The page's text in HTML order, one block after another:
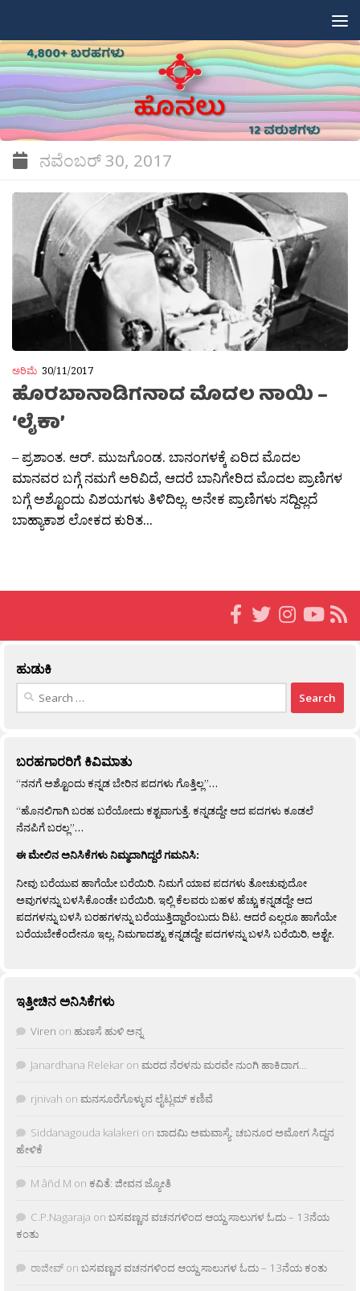
ನವೆಂಬರ್ 30, 2017
ಅರಿಮೆ 30/11/2017
ಹೊರಬಾನಾಡಿಗನಾದ ಮೊದಲ ನಾಯಿ –
‘ಲೈಕಾ’
– ಪ್ರಶಾಂತ. ಆರ್. ಮುಜಗೊಂಡ. ಬಾನಂಗಳಕ್ಕೆ ಏರಿದ ಮೊದಲ
ಮಾನವರ ಬಗ್ಗೆ ನಮಗೆ ಅರಿವಿದೆ, ಆದರೆ ಬಾನಿಗೇರಿದ ಮೊದಲ ಪ್ರಾಣಿಗಳ
ಬಗ್ಗೆ ಅಶ್ಟೊಂದು ವಿಶಯಗಳು ತಿಳಿದಿಲ್ಲ. ಅನೇಕ ಪ್ರಾಣಿಗಳು ಸದ್ದಿಲ್ಲದೆ
ಬಾಹ್ಯಾಕಾಶ ಲೋಕದ ಕುರಿತ...
ಹುಡುಕಿ
Search
ಬರಹಗಾರರಿಗೆ ಕಿವಿಮಾತು
“ನನಗೆ ಅಶ್ಟೊಂದು ಕನ್ನಡ ಬೇರಿನ ಪದಗಳು ಗೊತ್ತಿಲ್ಲ”…
“ಹೊನಲಿಗಾಗಿ ಬರಹ ಬರೆಯೋದು ಕಶ್ಟವಾಗುತ್ತೆ. ಕನ್ನಡದ್ದೇ ಆದ ಪದಗಳು ಕೂಡಲೆ
ನೆನಪಿಗೆ ಬರಲ್ಲ”…
ಈ ಮೇಲಿನ ಅನಿಸಿಕೆಗಳು ನಿಮ್ಮದಾಗಿದ್ದರೆ ಗಮನಿಸಿ:
ನೀವು ಬರೆಯುವ ಹಾಗೆಯೇ ಬರೆಯಿರಿ. ನಿಮಗೆ ಯಾವ ಪದಗಳು ತೋಚುವುದೋ
ಅವುಗಳನ್ನು ಬಳಸಿಕೊಂಡೇ ಬರೆಯಿರಿ. ಇಲ್ಲಿ ಕೆಲವರು ಬಹಳ ಹೆಚ್ಚು ಕನ್ನಡದ್ದೇ ಆದ
ಪದಗಳನ್ನು ಬಳಸಿ ಬರಹಗಳನ್ನು ಬರೆಯುತ್ತಿದ್ದಾರೆಂಬುದು ದಿಟ. ಆದರೆ ಎಲ್ಲರೂ ಹಾಗೆಯೇ
ಬರೆಯಬೇಕೆಂದೇನೂ ಇಲ್ಲ. ನಿಮಗಾದಶ್ಟು ಕನ್ನಡದ್ದೇ ಪದಗಳನ್ನು ಬಳಸಿ ಬರೆಯಿರಿ, ಅಶ್ಟೇ.
ಇತ್ತೀಚಿನ ಅನಿಸಿಕೆಗಳು
Viren on ಹುಣಸೆ ಹುಳಿ ಅನ್ನ
Janardhana Relekar on ಮರದ ನೆರಳನು ಮರವೇ ನುಂಗಿ ಹಾಕಿದಾಗ…
rjnivah on ಮನಸೂರೆಗೊಳ್ಳುವ ಲೈಟ್ಲಮ್ ಕಣಿವೆ
Siddanagouda kalakeri on ಬಾದಮಿ ಅಮವಾಸ್ಯೆ: ಚಬನೂರ ಅಮೋಗ ಸಿದ್ದನ
ಹೇಳಿಕೆ
M âñd M on ಕವಿತೆ: ಜೀವನ ಜ್ಯೋತಿ
C.P.Nagaraja on ಬಸವಣ್ಣನ ವಚನಗಳಿಂದ ಆಯ್ದ ಸಾಲುಗಳ ಓದು – 13ನೆಯ
ಕಂತು
ರಾಜೀವ್ on ಬಸವಣ್ಣನ ವಚನಗಳಿಂದ ಆಯ್ದ ಸಾಲುಗಳ ಓದು – 13ನೆಯ ಕಂತು